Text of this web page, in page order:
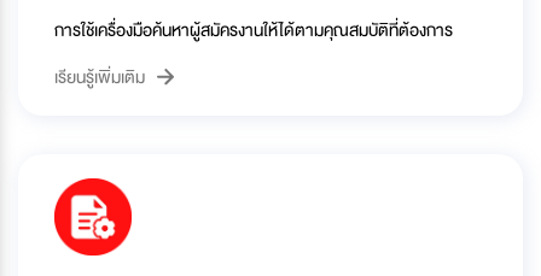
การใช้เครื่องมือค้นหาผู้สมัครงานให้ได้ตามคุณสมบัติที่ต้องการ
เรียนรู้เพิ่มเติม